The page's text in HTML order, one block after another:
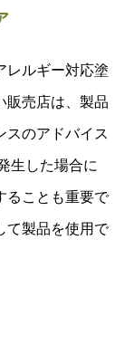
レルギー対応塗
販売店は、製品
スのアドバイス
生した場合に
ることも重要で
て製品を使用で